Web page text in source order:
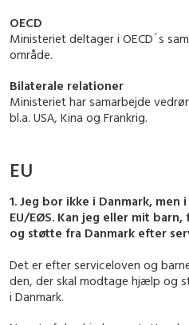
OECD
Ministeriet deltager i OECD´s
område.
Bilaterale relationer
Ministeriet har samarbejde
bl.a. USA, Kina og Frankrig.
EU
1. Jeg bor ikke i Danmark,
EU/EØS. Kan jeg eller mit
og støtte fra Danmark efter
Det er efter serviceloven og
den, der skal modtage hjælp og
i Danmark.